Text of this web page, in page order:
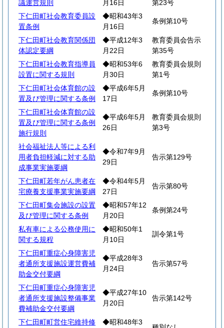
議運営規則
月16日
第23号
下仁田町社会教育委員設
置条例
◆昭和43年3
月16日
条例第10号
下仁田町社会教育関係団
体認定要綱
◆平成12年3
月22日
教育委員会告示
第35号
下仁田町社会教育指導員
設置に関する規則
◆昭和53年6
月30日
教育委員会規則
第1号
下仁田町社会体育館の設
置及び管理に関する条例
◆平成6年5月
17日
条例第10号
下仁田町社会体育館の設
置及び管理に関する条例
施行規則
◆平成6年5月
26日
教育委員会規則
第3号
社会福祉法人等による利
用者負担軽減に対する助
成事業実施要綱
◆令和7年9月
29日
告示第129号
下仁田町若年がん患者在
宅療養支援事業実施要綱
◆令和4年5月
27日
告示第80号
下仁田町集会施設の設置
及び管理に関する条例
◆昭和57年12
月20日
条例第24号
私有車による公務使用に
関する規程
◆昭和50年1
月10日
訓令第1号
下仁田町重症心身障害児
者通所支援施設運営費補
助金交付要綱
◆平成28年3
月24日
告示第57号
下仁田町重症心身障害児
者通所支援施設整備事業
費補助金交付要綱
◆平成27年10
月20日
告示第142号
下仁田町町営住宅維持修 ◆昭和48年3